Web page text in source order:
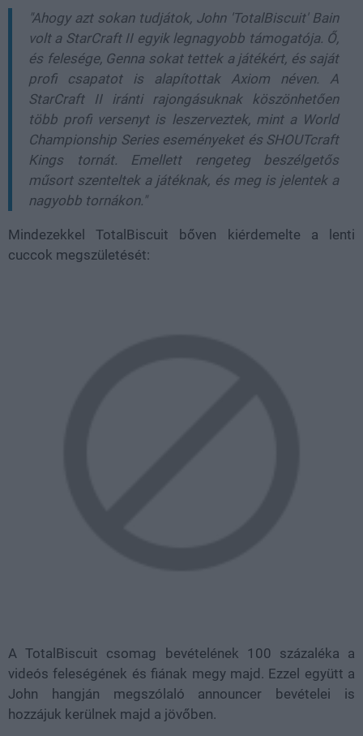
"Ahogy azt sokan tudjátok, John 'TotalBiscuit' Bain
volt a StarCraft II egyik legnagyobb támogatója. Ő,
és felesége, Genna sokat tettek a játékért, és saját
profi csapatot is alapítottak Axiom néven. A
StarCraft II iránti rajongásuknak köszönhetően
több profi versenyt is leszerveztek, mint a World
Championship Series eseményeket és SHOUTcraft
Kings tornát. Emellett rengeteg beszélgetős
műsort szenteltek a játéknak, és meg is jelentek a
nagyobb tornákon."
Mindezekkel TotalBiscuit bőven kiérdemelte a lenti
cuccok megszületését:
A TotalBiscuit csomag bevételének 100 százaléka a
videós feleségének és fiának megy majd. Ezzel együtt a
John hangján megszólaló announcer bevételei is
hozzájuk kerülnek majd a jövőben.